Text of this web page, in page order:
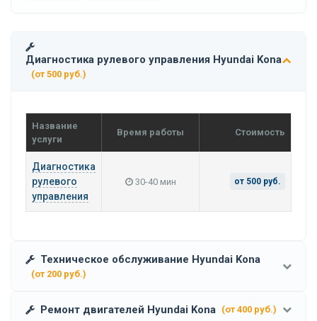
Диагностика рулевого управления Hyundai Kona
(от 500 руб.)
Название
услуги
Время работы Стоимость
Диагностика
рулевого
управления
30-40 мин от 500 руб.
Техническое обслуживание Hyundai Kona
(от 200 руб.)
Ремонт двигателей Hyundai Kona (от 400 руб.)